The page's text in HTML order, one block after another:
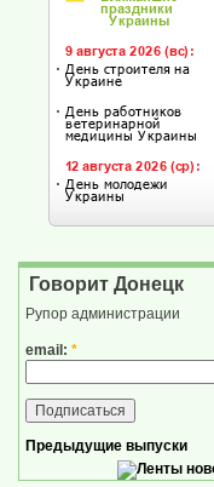
Говорит Донецк
Рупор администрации
email: *
Предыдущие выпуски